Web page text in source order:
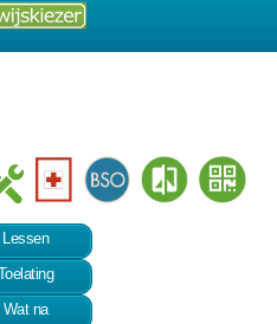
Lessen
Wat na